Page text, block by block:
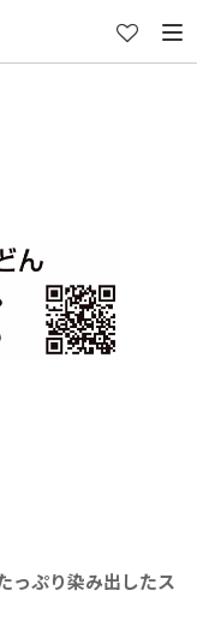
っぷり染み出したス